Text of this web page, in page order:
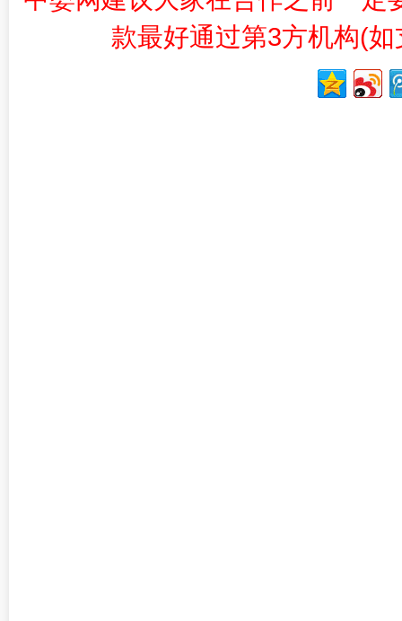
款最好通过第3方机构(